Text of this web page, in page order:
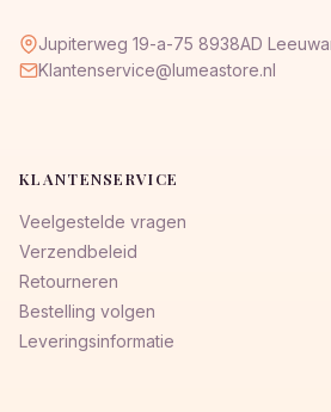
Jupiterweg 19-a-75 8938AD
Klantenservice@lumeastore.nl
KLANTENSERVICE
Veelgestelde vragen
Verzendbeleid
Retourneren
Bestelling volgen
Leveringsinformatie